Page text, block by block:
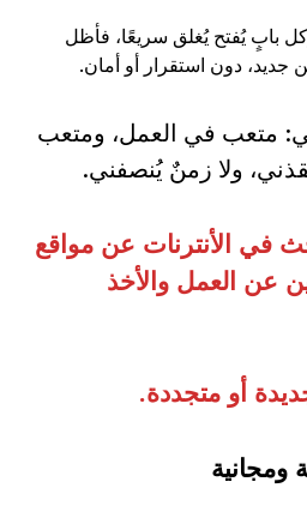
بابٍ يُفتح يُغلق سريعًا، فأظل
جديد، دون استقرار أو أمان.
متعب في العمل، ومتعب
ولا زمنٌ يُنصفني.
في الأنترنات عن مواقع
عن العمل والأخذ
أو متجددة.
ومجانية